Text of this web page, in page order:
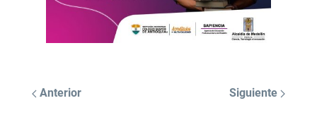
Anterior Siguiente